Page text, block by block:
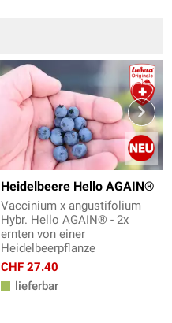
Heidelbeere Hello AGAIN®
Vaccinium x angustifolium
Hybr. Hello AGAIN® - 2x
ernten von einer
Heidelbeerpflanze
CHF 27.40
lieferbar